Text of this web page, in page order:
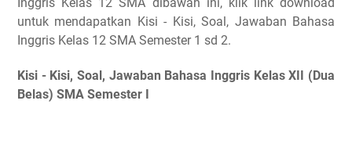
untuk mendapatkan Kisi - Kisi, Soal, Jawaban Bahasa
Inggris Kelas 12 SMA Semester 1 sd 2.
Kisi - Kisi, Soal, Jawaban Bahasa Inggris Kelas XII (Dua
Belas) SMA Semester I